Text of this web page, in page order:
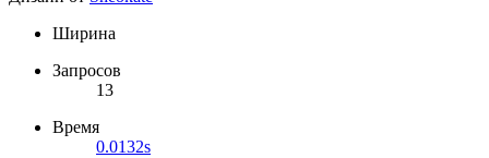
Ширина
Запросов
13
Время
0.0132s